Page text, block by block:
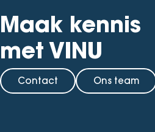
Maak kennis
met VINU
Contact Ons team